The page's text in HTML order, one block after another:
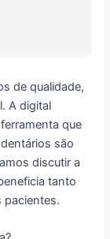
de qualidade,
A digital
que
são
discutir a
tanto